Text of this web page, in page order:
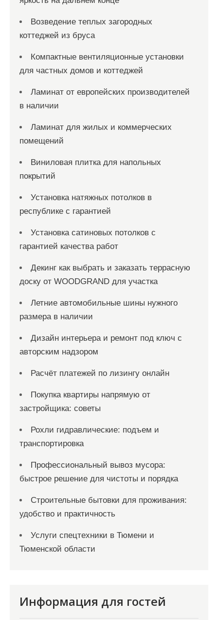
Возведение теплых загородных
коттеджей из бруса
Компактные вентиляционные установки
для частных домов и коттеджей
Ламинат от европейских производителей
в наличии
Ламинат для жилых и коммерческих
помещений
Виниловая плитка для напольных
покрытий
Установка натяжных потолков в
республике с гарантией
Установка сатиновых потолков с
гарантией качества работ
Декинг как выбрать и заказать террасную
доску от WOODGRAND для участка
Летние автомобильные шины нужного
размера в наличии
Дизайн интерьера и ремонт под ключ с
авторским надзором
Расчёт платежей по лизингу онлайн
Покупка квартиры напрямую от
застройщика: советы
Рохли гидравлические: подъем и
транспортировка
Профессиональный вывоз мусора:
быстрое решение для чистоты и порядка
Строительные бытовки для проживания:
удобство и практичность
Услуги спецтехники в Тюмени и
Тюменской области
Информация для гостей